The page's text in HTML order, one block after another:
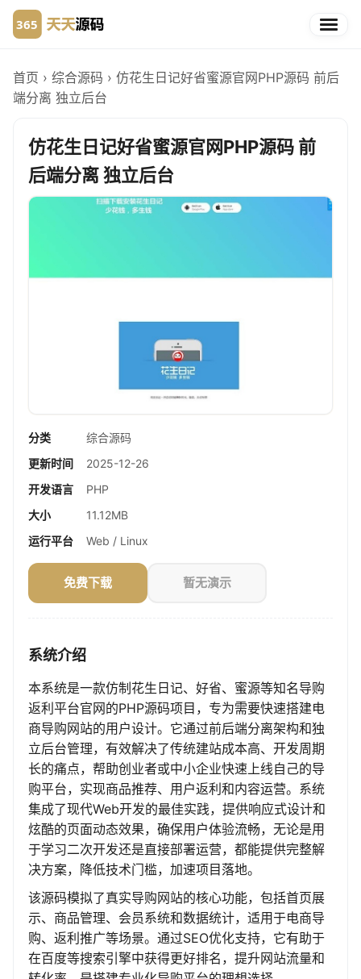
首页 › 综合源码 › 仿花生日记好省蜜源官网PHP源码 前后
端分离 独立后台
仿花生日记好省蜜源官网PHP源码 前
后端分离 独立后台
分类
综合源码
更新时间
2025-12-26
开发语言
PHP
大小
11.12MB
运行平台
Web / Linux
免费下载 暂无演示
系统介绍
本系统是一款仿制花生日记、好省、蜜源等知名导购
返利平台官网的PHP源码项目，专为需要快速搭建电
商导购网站的用户设计。它通过前后端分离架构和独
立后台管理，有效解决了传统建站成本高、开发周期
长的痛点，帮助创业者或中小企业快速上线自己的导
购平台，实现商品推荐、用户返利和内容运营。系统
集成了现代Web开发的最佳实践，提供响应式设计和
炫酷的页面动态效果，确保用户体验流畅，无论是用
于学习二次开发还是直接部署运营，都能提供完整解
决方案，降低技术门槛，加速项目落地。
该源码模拟了真实导购网站的核心功能，包括首页展
示、商品管理、会员系统和数据统计，适用于电商导
购、返利推广等场景。通过SEO优化支持，它有助于
在百度等搜索引擎中获得更好排名，提升网站流量和